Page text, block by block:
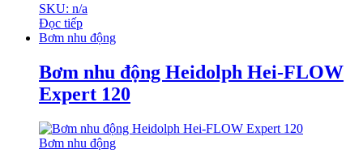
SKU: n/a
Đọc tiếp
Bơm nhu động
Bơm nhu động Heidolph Hei-FLOW
Expert 120
Bơm nhu động